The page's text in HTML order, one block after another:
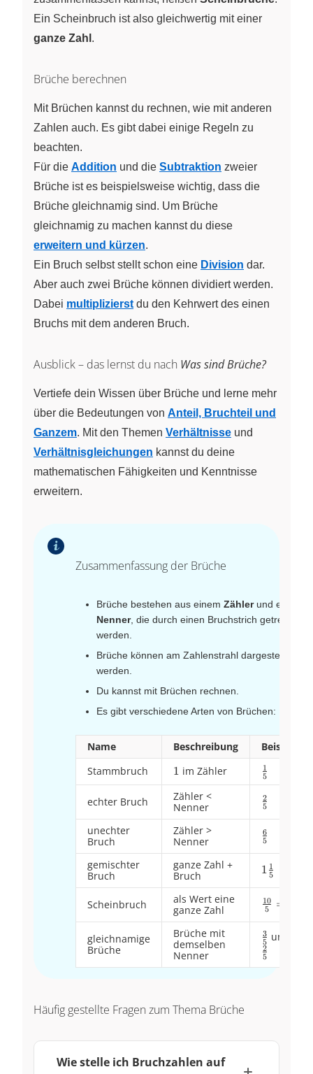
Ein Scheinbruch ist also gleichwertig mit einer
ganze Zahl .
Brüche berechnen
Mit Brüchen kannst du rechnen, wie mit anderen
Zahlen auch. Es gibt dabei einige Regeln zu
beachten.
Für die Addition und die Subtraktion zweier
Brüche ist es beispielsweise wichtig, dass die
Brüche gleichnamig sind. Um Brüche
gleichnamig zu machen kannst du diese
erweitern und kürzen.
Ein Bruch selbst stellt schon eine Division dar.
Aber auch zwei Brüche können dividiert werden.
Dabei multiplizierst du den Kehrwert des einen
Bruchs mit dem anderen Bruch.
Ausblick – das lernst du nach Was sind Brüche?
Vertiefe dein Wissen über Brüche und lerne mehr
über die Bedeutungen von Anteil, Bruchteil und
Ganzem. Mit den Themen Verhältnisse und
Verhältnisgleichungen kannst du deine
mathematischen Fähigkeiten und Kenntnisse
erweitern.
Zusammenfassung der Brüche
Brüche bestehen aus einem Zählerund einem
Nenner, die durch einen Bruchstrich getrennt
werden.
Brüche können am Zahlenstrahl dargestellt
werden.
Du kannst mit Brüchen rechnen.
Es gibt verschiedene Arten von Brüchen:
Name Beschreibung
Beispiel
Stammbruch
1
1 im Zähler
\frac{1}
{5}
5
1
echter Bruch
Zähler <
Nenner
\frac{2}
{5}
5
2
unechter
Bruch
Zähler >
Nenner
\frac{6}
{5}
5
6
gemischter
Bruch
ganze Zahl +
Bruch
1\frac{1}
{5}
1 5
1
Scheinbruch
als Wert eine
ganze Zahl
\frac{10}
{5} = 2
5
10 =
gleichnamige
Brüche
Brüche mit
demselben
Nenner
\frac{3}
{5}
5
3 und
5
2
Häufig gestellte Fragen zum Thema Brüche
Wie stelle ich Bruchzahlen auf